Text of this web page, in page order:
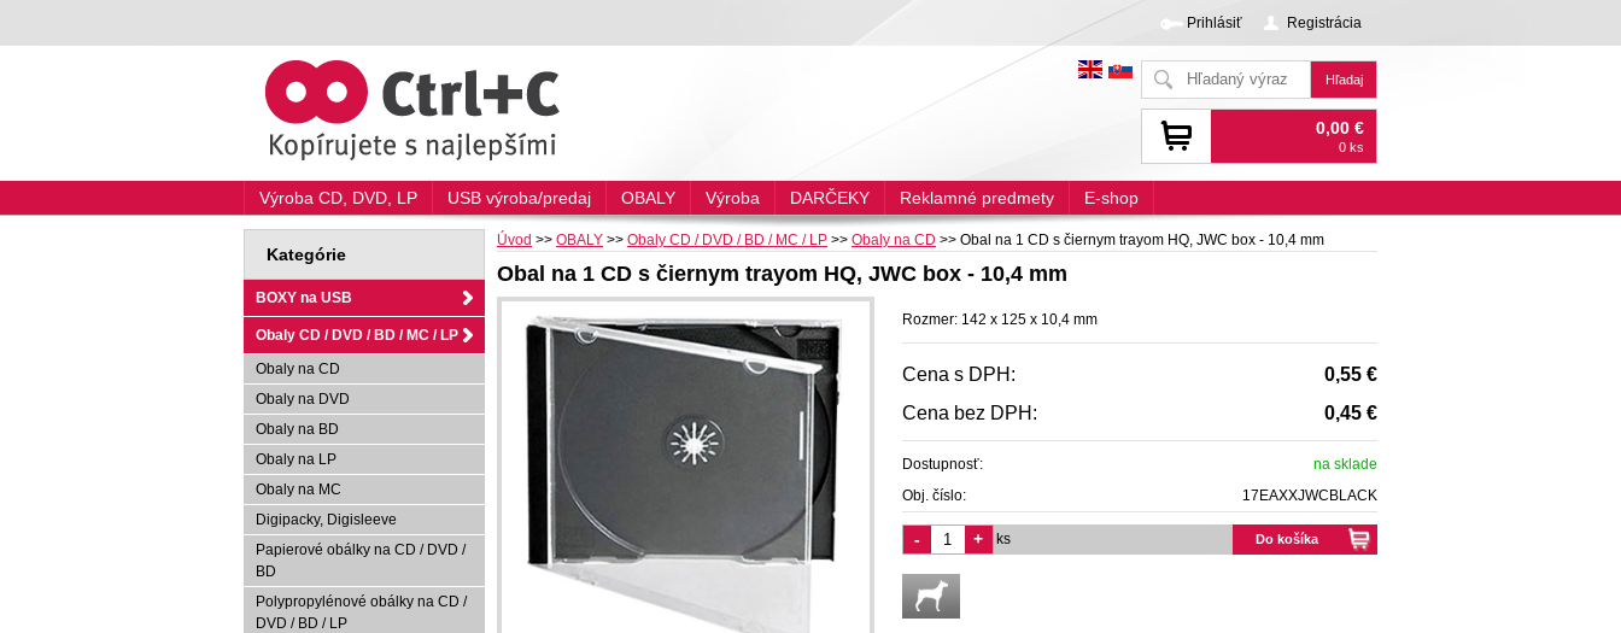
Prihlásiť Registrácia
0,00 €
0 ks
Úvod >> OBALY >> Obaly CD / DVD / BD / MC / LP >> Obaly na CD >> Obal na 1 CD s čiernym trayom HQ, JWC box - 10,4 mm
Obal na 1 CD s čiernym trayom HQ, JWC box - 10,4 mm
Rozmer: 142 x 125 x 10,4 mm
Cena s DPH:
0,55 €
Cena bez DPH:
0,45 €
Dostupnosť:
na sklade
Obj. číslo:
17EAXXJWCBLACK
Do košíka
- + ks
Kategórie
BOXY na USB
Obaly CD / DVD / BD / MC / LP
Obaly na CD
Obaly na DVD
Obaly na BD
Obaly na LP
Obaly na MC
Digipacky, Digisleeve
Papierové obálky na CD / DVD /
BD
Polypropylénové obálky na CD /
DVD / BD / LP
Výroba CD, DVD, LP USB výroba/predaj OBALY Výroba DARČEKY Reklamné predmety E-shop